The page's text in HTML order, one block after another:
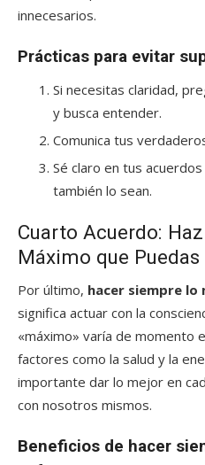
innecesarios.
Prácticas para evitar
Si necesitas claridad,
y busca entender.
Comunica tus
Sé claro en tus
también lo sean.
Cuarto Acuerdo:
Máximo que Puedas
Por último, hacer siempre lo
significa actuar con la
«máximo» varía de momento
factores como la salud y la
importante dar lo mejor en
con nosotros mismos.
Beneficios de hacer